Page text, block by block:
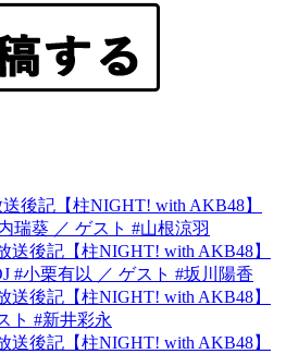
後記【柱NIGHT! with AKB48】
瑞葵 ／ ゲスト #山根涼羽
送後記【柱NIGHT! with AKB48】
#小栗有以 ／ ゲスト #坂川陽香
送後記【柱NIGHT! with AKB48】
ト #新井彩永
送後記【柱NIGHT! with AKB48】